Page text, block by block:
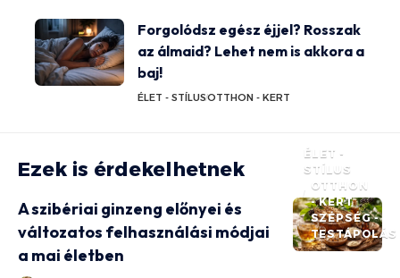
Forgolódsz egész éjjel? Rosszak
az álmaid? Lehet nem is akkora a
baj!
ÉLET - STÍLUSOTTHON - KERT
Ezek is érdekelhetnek
ÉLET -
STÍLUS
OTTHON
- KERT
SZÉPSÉG -
TESTÁPOLÁS
A szibériai ginzeng előnyei és
változatos felhasználási módjai
a mai életben